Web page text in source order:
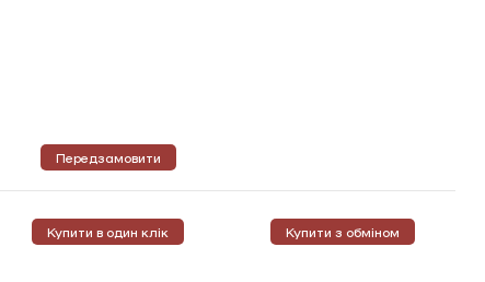
Передзамовити
Купити в один клік Купити з обміном